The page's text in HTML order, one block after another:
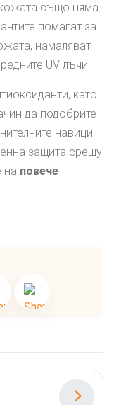
също няма
помагат за
намаляват
UV лъчи.
като
да подобрите
навици
защита срещу
на повече